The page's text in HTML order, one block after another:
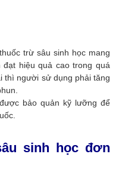
trừ sâu sinh học mang
hiệu quả cao trong quá
thì người sử dụng phải tăng
bảo quản kỹ lưỡng để
sinh học đơn